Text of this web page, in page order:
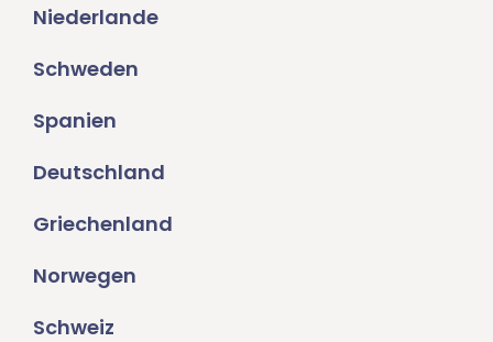
Niederlande
Schweden
Spanien
Deutschland
Griechenland
Norwegen
Schweiz